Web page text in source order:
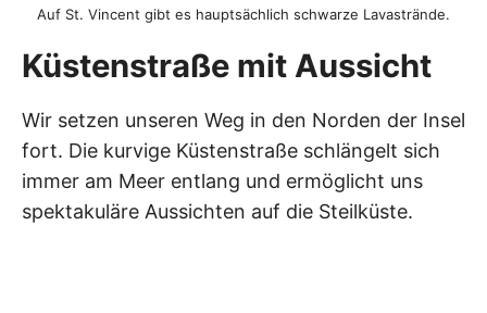
Auf St. Vincent gibt es hauptsächlich schwarze Lavastrände.
Küstenstraße mit Aussicht
Wir setzen unseren Weg in den Norden der Insel
fort. Die kurvige Küstenstraße schlängelt sich
immer am Meer entlang und ermöglicht uns
spektakuläre Aussichten auf die Steilküste.